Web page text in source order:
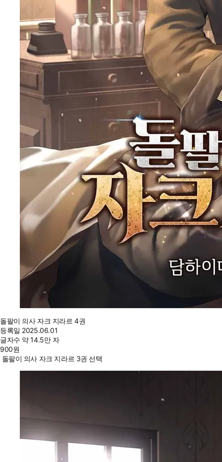
돌팔이 의사 자크 지라르 4권
등록일 2025.06.01
글자수 약 14.5만 자
900원
돌팔이 의사 자크 지라르 3권 선택